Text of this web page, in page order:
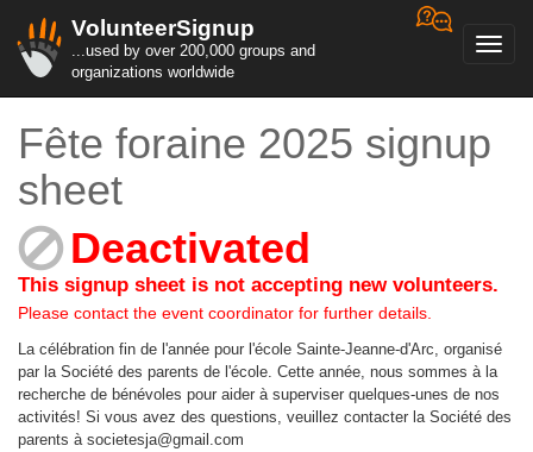
VolunteerSignup
...used by over 200,000 groups and
organizations worldwide
Fête foraine 2025 signup
sheet
Deactivated
This signup sheet is not accepting new volunteers.
Please contact the event coordinator for further details.
La célébration fin de l'année pour l'école Sainte-Jeanne-d'Arc, organisé
par la Société des parents de l'école. Cette année, nous sommes à la
recherche de bénévoles pour aider à superviser quelques-unes de nos
activités! Si vous avez des questions, veuillez contacter la Société des
parents à societesja@gmail.com